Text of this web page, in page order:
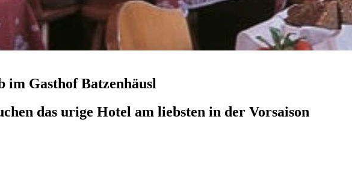
Gasthof Batzenhäusl
das urige Hotel am liebsten in der Vorsaison